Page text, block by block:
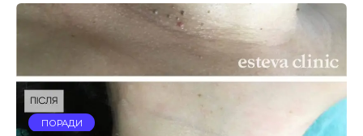
ПОРАДИ